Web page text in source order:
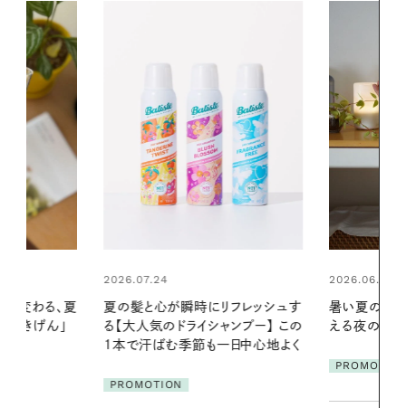
レッシュす
プー】 この
2026.06.01
暑い夏のナイトルーティン。私を整
える夜の爽やかご褒美ケア
2026.07.21
【高山都さん
発・ベーリングの